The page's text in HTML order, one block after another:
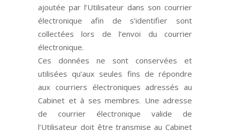
ajoutée par l’Utilisateur dans son courrier
électronique afin de s’identifier sont
collectées lors de l’envoi du courrier
électronique.
Ces données ne sont conservées et
utilisées qu’aux seules fins de répondre
aux courriers électroniques adressés au
Cabinet et à ses membres. Une adresse
de courrier électronique valide de
l’Utilisateur doit être transmise au Cabinet